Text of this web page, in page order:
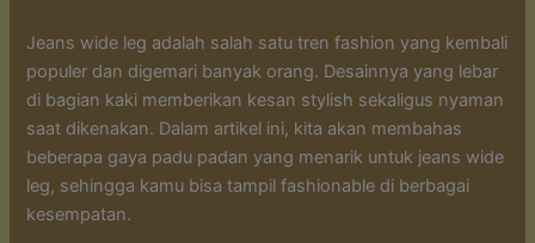
Jeans wide leg adalah salah satu tren fashion yang kembali
populer dan digemari banyak orang. Desainnya yang lebar
di bagian kaki memberikan kesan stylish sekaligus nyaman
saat dikenakan. Dalam artikel ini, kita akan membahas
beberapa gaya padu padan yang menarik untuk jeans wide
leg, sehingga kamu bisa tampil fashionable di berbagai
kesempatan.